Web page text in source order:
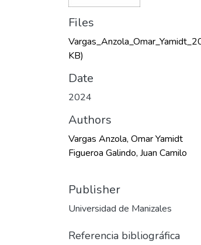
Files
KB)
Date
2024
Authors
Vargas Anzola, Omar Yamidt
Figueroa Galindo, Juan Camilo
Publisher
Universidad de Manizales
Referencia bibliográfica